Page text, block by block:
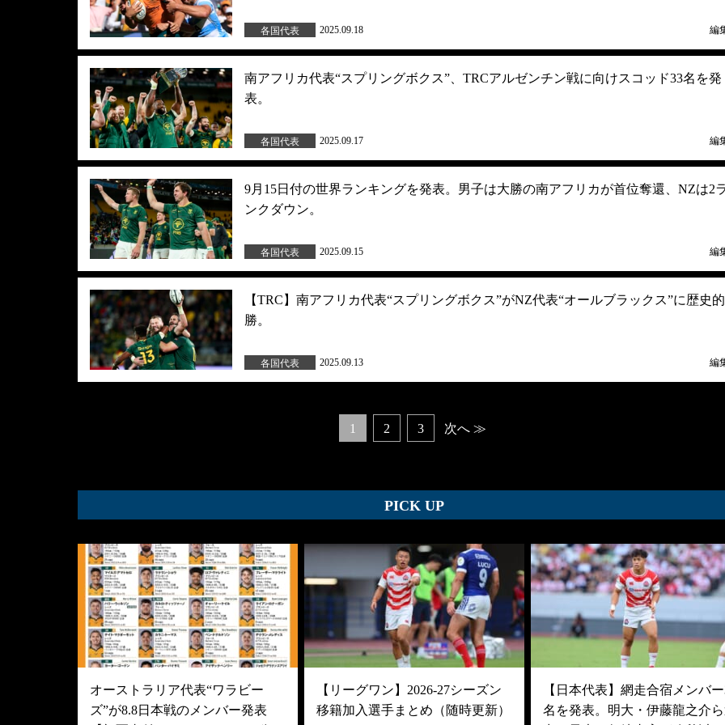
各国代表 2025.09.18 編
南アフリカ代表“スプリングボクス”、TRCアルゼンチン戦に向けスコッド33名を発
表。
各国代表 2025.09.17 編
9月15日付の世界ランキングを発表。男子は大勝の南アフリカが首位奪還、NZは2
ンクダウン。
各国代表 2025.09.15 編
【TRC】南アフリカ代表“スプリングボクス”がNZ代表“オールブラックス”に歴史
勝。
各国代表 2025.09.13 編
1 2 3 次へ ≫
PICK UP
オーストラリア代表“ワラビー
ズ”が8.8日本戦のメンバー発表
【リーグワン】2026-27シーズン
移籍加入選手まとめ（随時更新）
【日本代表】網走合宿メンバ
名を発表。明大・伊藤龍之介